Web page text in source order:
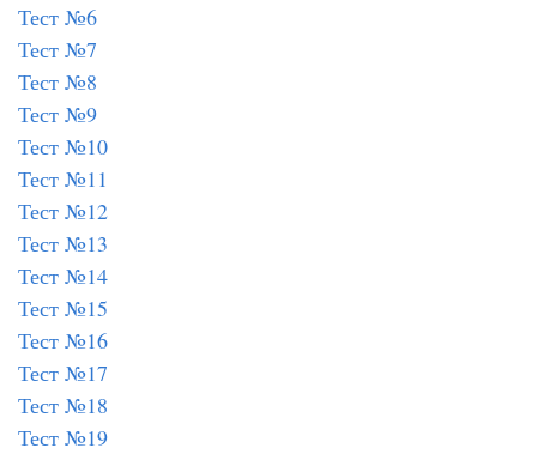
Тест №6
Тест №7
Тест №8
Тест №9
Тест №10
Тест №11
Тест №12
Тест №13
Тест №14
Тест №15
Тест №16
Тест №17
Тест №18
Тест №19